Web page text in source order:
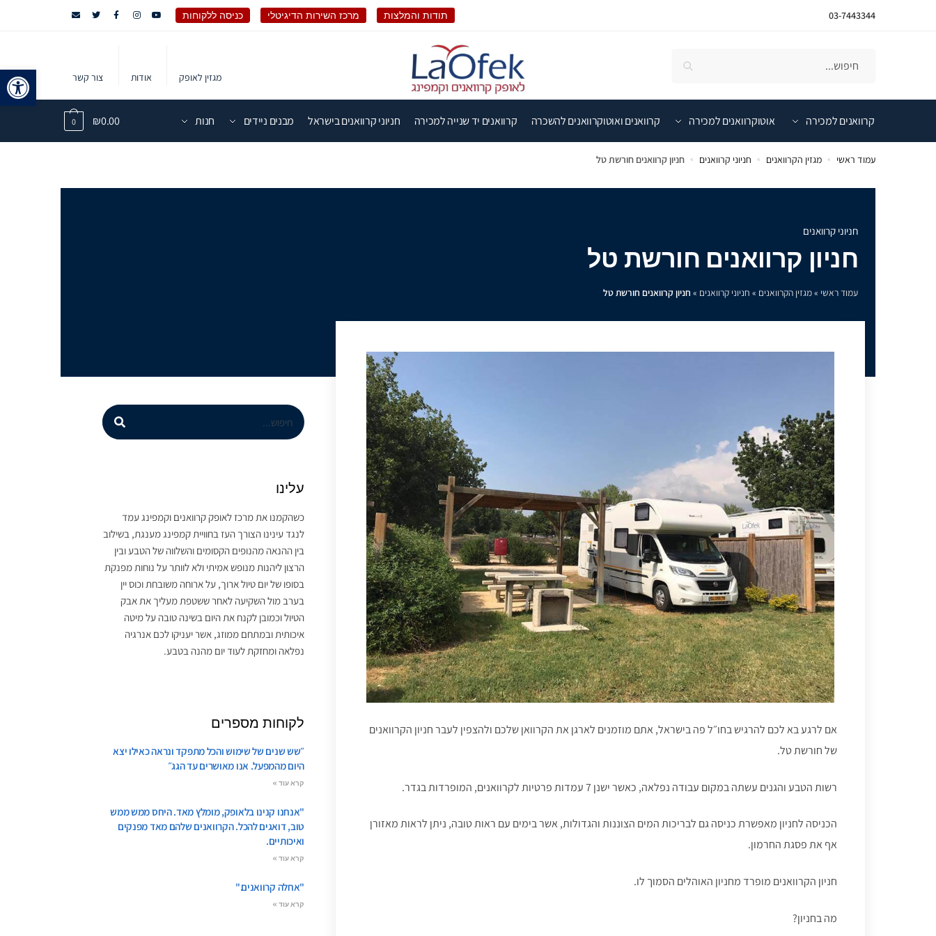
03-7443344 תודות והמלצות מרכז השירות הדיגיטלי כניסה ללקוחות
מגזין לאופק אודות צור קשר
קרוואנים למכירה אוטוקרוואנים למכירה קרוואנים ואוטוקרוואנים להשכרה קרוואנים יד שנייה למכירה חניוני קרוואנים בישראל מבנים ניידים חנות ₪0.00
0
עמוד ראשי » מגזין הקרוואנים » חניוני קרוואנים » חניון קרוואנים חורשת טל
חניוני קרוואנים
חניון קרוואנים חורשת טל
עמוד ראשי »מגזין הקרוואנים » חניוני קרוואנים » חניון קרוואנים חורשת טל
אם לרגע בא לכם להרגיש בחו״ל פה בישראל, אתם מוזמנים לארגן את הקרוואן שלכם ולהצפין לעבר חניון הקרוואנים
של חורשת טל.
רשות הטבע והגנים עשתה במקום עבודה נפלאה, כאשר ישנן 7 עמדות פרטיות לקרוואנים, המופרדות בגדר.
הכניסה לחניון מאפשרת כניסה גם לבריכות המים הצוננות והגדולות, אשר בימים עם ראות טובה, ניתן לראות מאזורן
אף את פסגת החרמון.
חניון הקרוואנים מופרד מחניון האוהלים הסמוך לו.
מה בחניון?
עלינו
כשהקמנו את מרכז לאופק קרוואנים וקמפינג עמד
לנגד עינינו הצורך העז בחוויית קמפינג מענגת, בשילוב
בין ההנאה מהנופים הקסומים והשלווה של הטבע ובין
הרצון ליהנות מנופש אמיתי ולא לוותר על נוחות מפנקת
בסופו של יום טיול ארוך, על ארוחה משובחת וכוס יין
בערב מול השקיעה לאחר ששטפת מעליך את אבק
הטיול וכמובן לקנח את היום בשינה טובה על מיטה
איכותית ובמתחם ממוזג, אשר יעניקו לכם אנרגיה
נפלאה ומחזקת לעוד יום מהנה בטבע.
לקוחות מספרים
״שש שנים של שימוש והכל מתפקד ונראה כאילו יצא
היום מהמפעל. אנו מאושרים עד הגג״
קרא עוד »
"אנחנו קנינו בלאופק, מומלץ מאד. היחס ממש ממש
טוב, דואגים להכל. הקרוואנים שלהם מאד מפנקים
ואיכותיים.
קרא עוד »
"אחלה קרוואנים."
קרא עוד »